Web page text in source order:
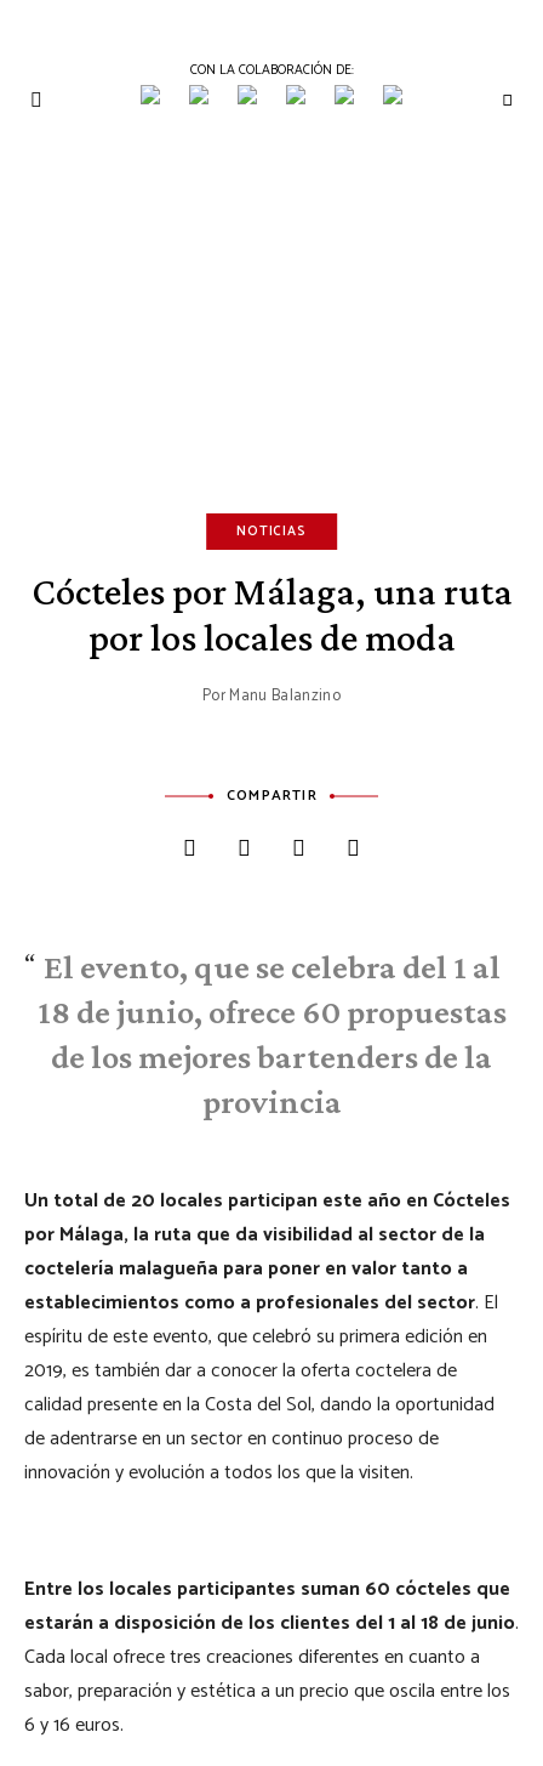
CON LA COLABORACIÓN DE:
NOTICIAS
Cócteles por Málaga, una ruta
por los locales de moda
PorManu Balanzino
COMPARTIR
El evento, que se celebra del 1 al
18 de junio, ofrece 60 propuestas
de los mejores bartenders de la
provincia
Un total de 20 locales participan este año en Cócteles
por Málaga, la ruta que da visibilidad al sector de la
coctelería malagueña para poner en valor tanto a
establecimientos como a profesionales del sector. El
espíritu de este evento, que celebró su primera edición en
2019, es también dar a conocer la oferta coctelera de
calidad presente en la Costa del Sol, dando la oportunidad
de adentrarse en un sector en continuo proceso de
innovación y evolución a todos los que la visiten.
Entre los locales participantes suman 60 cócteles que
estarán a disposición de los clientes del 1 al 18 de junio.
Cada local ofrece tres creaciones diferentes en cuanto a
sabor, preparación y estética a un precio que oscila entre los
6 y 16 euros.